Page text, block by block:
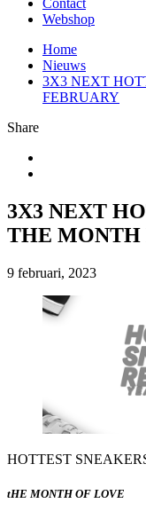
Webshop
Home
Nieuws
3X3 NEXT
FEBRUARY
Share
3X3 NEXT
THE MONTH
9 februari, 2023
HOTTEST
tHE MONTH OF LOVE